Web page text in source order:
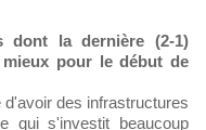
dont la dernière (2-1)
pour le début de
des infrastructures
qui s'investit beaucoup